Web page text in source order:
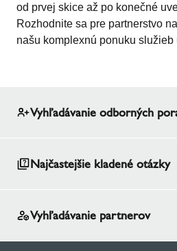
od prvej skice až po konečné
Rozhodnite sa pre partnerstvo
našu komplexnú ponuku služieb
Vyhľadávanie odborných
Najčastejšie kladené otázky
Vyhľadávanie partnerov